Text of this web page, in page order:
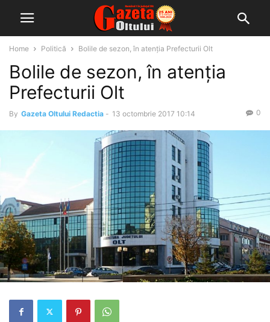
Home Politică Bolile de sezon, în atenția Prefecturii Olt
Bolile de sezon, în atenția
Prefecturii Olt
By Gazeta Oltului Redactia - 13 octombrie 2017 10:14 0